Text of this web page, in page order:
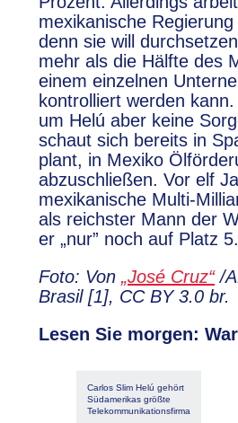
mexikanische
denn sie will
mehr als die Hälfte des
einem einzelnen
kontrolliert werden
um Helú aber keine
schaut sich bereits in
plant, in Mexiko
abzuschließen. Vor elf
mexikanische Multi-
als reichster Mann der
er „nur” noch auf Platz 5.
Foto: Von „José Cruz“/
Brasil [1], CC BY 3.0 br.
Lesen Sie morgen:
Carlos Slim Helú gehört
Südamerikas größte
Telekommunikationsfirma